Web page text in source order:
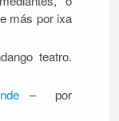
más por ixa
teatro.
– por